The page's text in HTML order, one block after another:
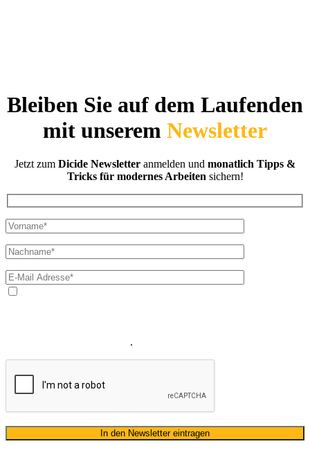
Bleiben Sie auf dem Laufenden
mit unserem Newsletter
Jetzt zum Dicide Newsletter anmelden und monatlich Tipps &
Tricks für modernes Arbeiten sichern!
.